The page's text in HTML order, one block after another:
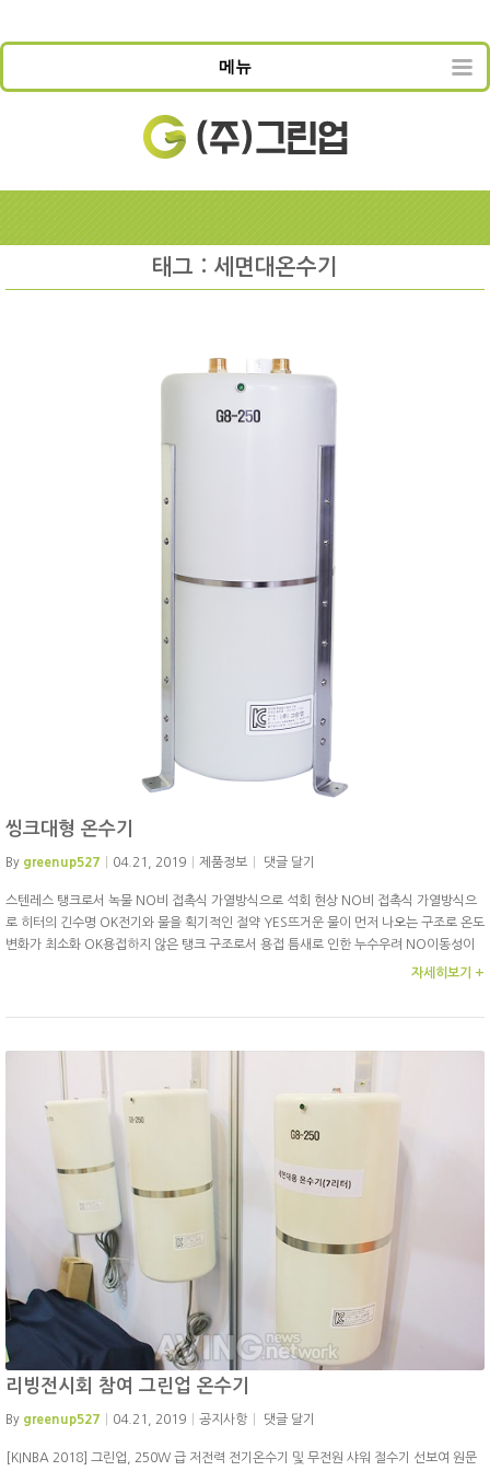
메뉴
태그 : 세면대온수기
씽크대형 온수기
By greenup527 04.21, 2019 제품정보 댓글 달기
스텐레스 탱크로서 녹물 NO비 접촉식 가열방식으로 석회 현상 NO비 접촉식 가열방식으
로 히터의 긴수명 OK전기와 물을 획기적인 절약 YES뜨거운 물이 먼저 나오는 구조로 온도
변화가 최소화 OK용접하지 않은 탱크 구조로서 용접 틈새로 인한 누수우려 NO이동성이
자세히보기 +
리빙전시회 참여 그린업 온수기
By greenup527 04.21, 2019 공지사항 댓글 달기
[KINBA 2018] 그린업, 250W 급 저전력 전기온수기 및 무전원 샤워 절수기 선보여 원문